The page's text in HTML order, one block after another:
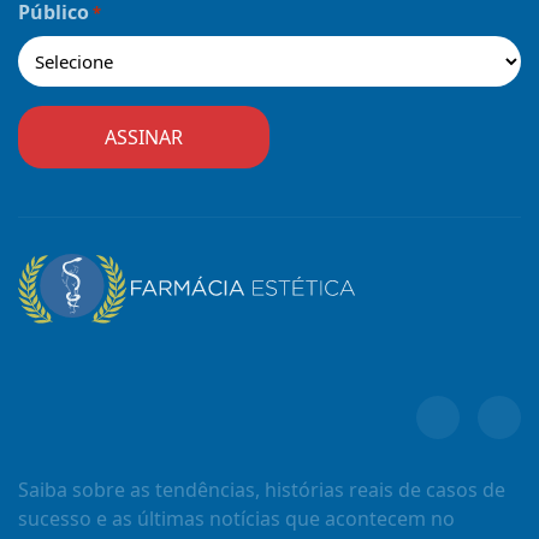
Público*
Saiba sobre as tendências, histórias reais de casos de
sucesso e as últimas notícias que acontecem no